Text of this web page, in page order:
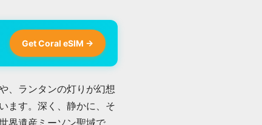
Get Coral eSIM →
、ランタンの灯りが幻想
ます。深く、静かに、そ